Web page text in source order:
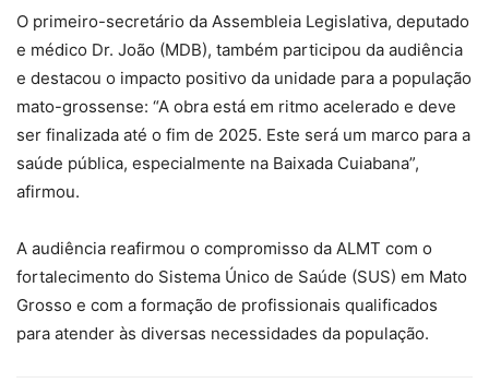
O primeiro-secretário da Assembleia Legislativa, deputado
e médico Dr. João (MDB), também participou da audiência
e destacou o impacto positivo da unidade para a população
mato-grossense: “A obra está em ritmo acelerado e deve
ser finalizada até o fim de 2025. Este será um marco para a
saúde pública, especialmente na Baixada Cuiabana”,
afirmou.
A audiência reafirmou o compromisso da ALMT com o
fortalecimento do Sistema Único de Saúde (SUS) em Mato
Grosso e com a formação de profissionais qualificados
para atender às diversas necessidades da população.